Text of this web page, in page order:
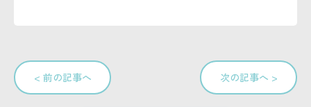
< 前の記事へ 次の記事へ >